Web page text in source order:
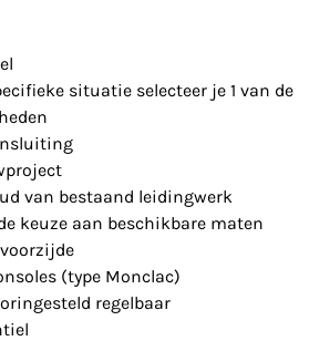
situatie selecteer je 1 van de
van bestaand leidingwerk
keuze aan beschikbare maten
(type Monclac)
regelbaar